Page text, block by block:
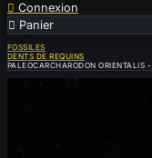
 Connexion
 Panier
FOSSILES
DENTS DE REQUINS
PALEOCARCHARODON ORIENTALIS